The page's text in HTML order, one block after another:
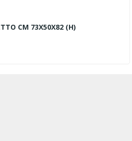
CM 73X50X82 (H)